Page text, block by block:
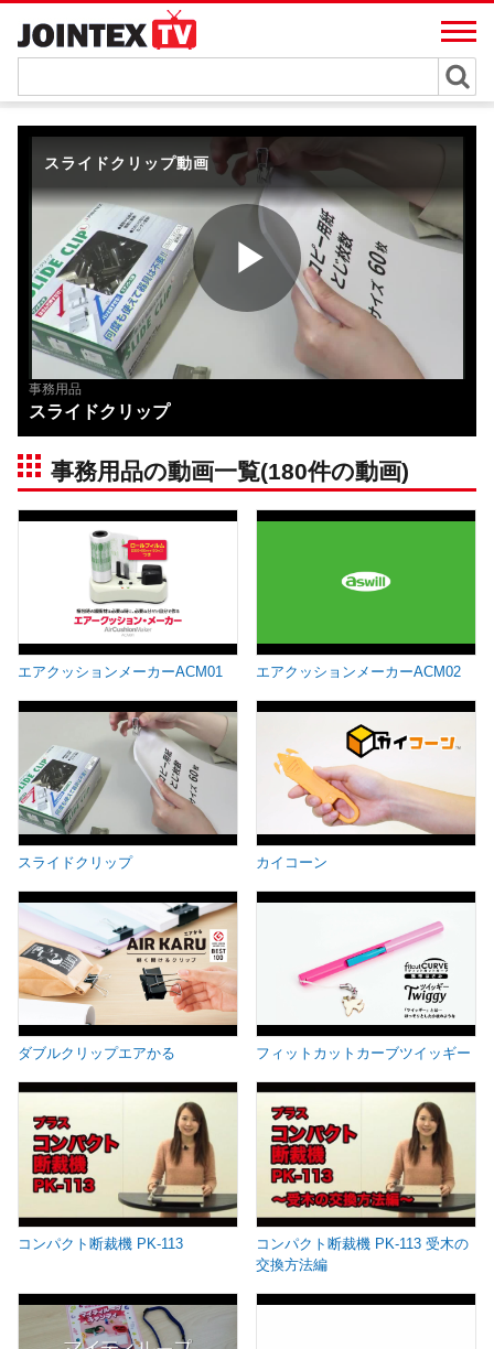
事務用品
スライドクリップ
事務用品の動画一覧(180件の動画)
エアクッションメーカーACM01 エアクッションメーカーACM02
スライドクリップ カイコーン
ダブルクリップエアかる フィットカットカーブツイッギー
コンパクト断裁機 PK-113
コンパクト断裁機 PK-113 受木の
交換方法編